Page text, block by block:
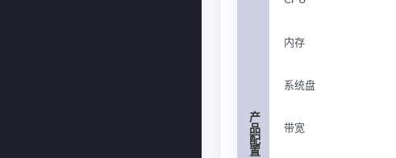
产品配置
内存
系统盘
带宽